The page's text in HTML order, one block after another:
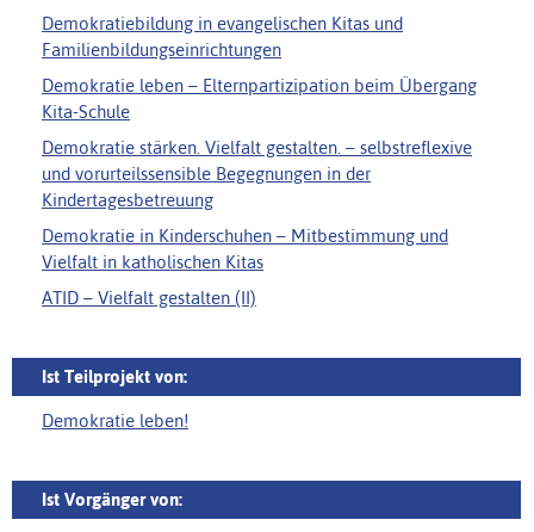
Demokratiebildung in evangelischen Kitas und
Familienbildungseinrichtungen
Demokratie leben – Elternpartizipation beim Übergang
Kita-Schule
Demokratie stärken. Vielfalt gestalten. – selbstreflexive
und vorurteilssensible Begegnungen in der
Kindertagesbetreuung
Demokratie in Kinderschuhen – Mitbestimmung und
Vielfalt in katholischen Kitas
ATID – Vielfalt gestalten (II)
Ist Teilprojekt von:
Demokratie leben!
Ist Vorgänger von: